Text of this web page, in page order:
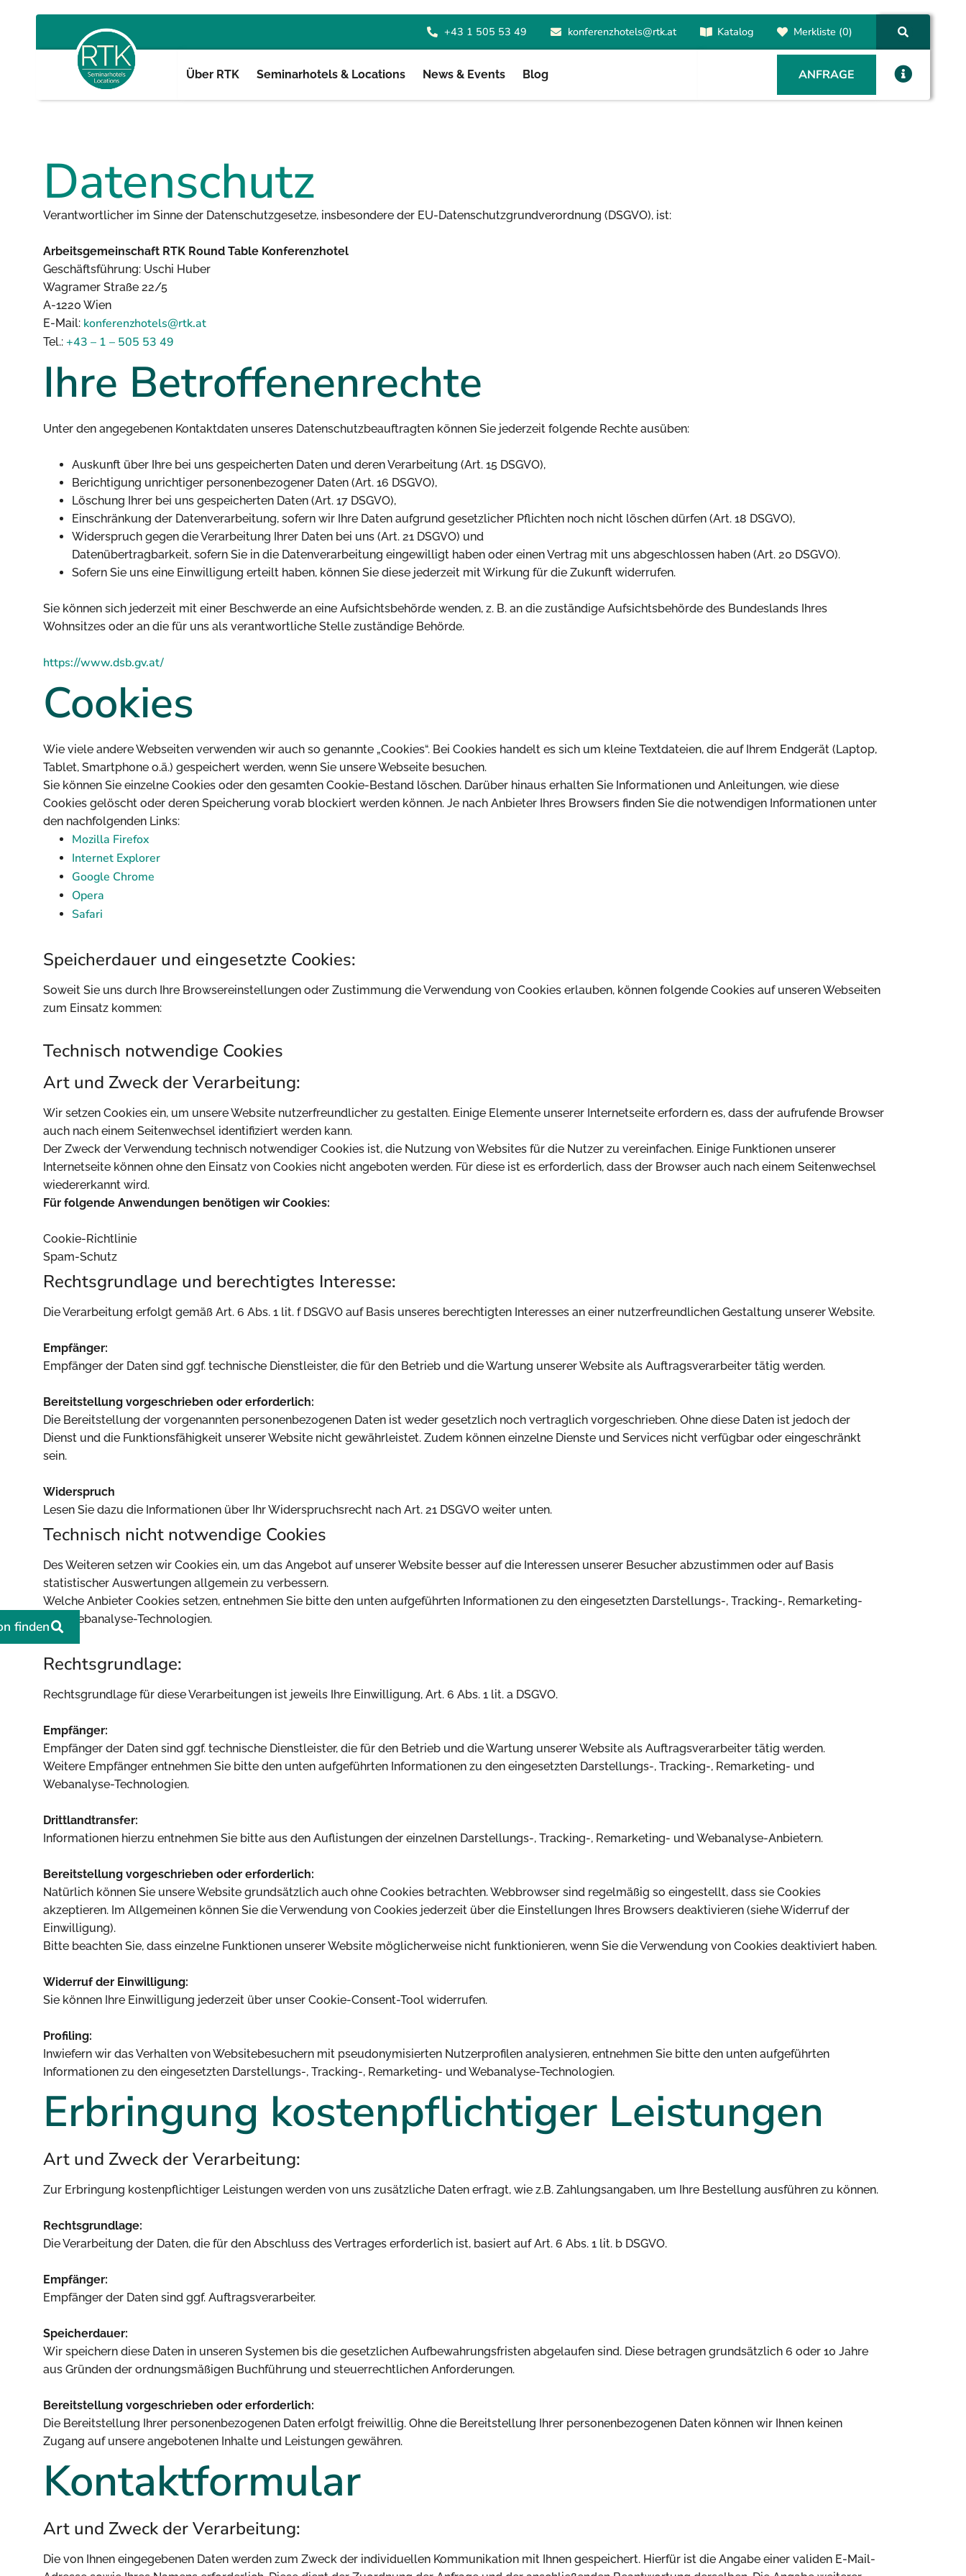
+43 1 505 53 49 konferenzhotels@rtk.at Katalog Merkliste (0)
Über RTK Seminarhotels & Locations News & Events Blog ANFRAGE
finden
Datenschutz
Verantwortlicher im Sinne der Datenschutzgesetze, insbesondere der EU-Datenschutzgrundverordnung (DSGVO), ist:
Arbeitsgemeinschaft RTK Round Table Konferenzhotel
Geschäftsführung: Uschi Huber
Wagramer Straße 22/5
A-1220 Wien
E-Mail: konferenzhotels@rtk.at
Tel.: +43 – 1 – 505 53 49
Ihre Betroffenenrechte
Unter den angegebenen Kontaktdaten unseres Datenschutzbeauftragten können Sie jederzeit folgende Rechte ausüben:
Auskunft über Ihre bei uns gespeicherten Daten und deren Verarbeitung (Art. 15 DSGVO),
Berichtigung unrichtiger personenbezogener Daten (Art. 16 DSGVO),
Löschung Ihrer bei uns gespeicherten Daten (Art. 17 DSGVO),
Einschränkung der Datenverarbeitung, sofern wir Ihre Daten aufgrund gesetzlicher Pflichten noch nicht löschen dürfen (Art. 18 DSGVO),
Widerspruch gegen die Verarbeitung Ihrer Daten bei uns (Art. 21 DSGVO) und
Datenübertragbarkeit, sofern Sie in die Datenverarbeitung eingewilligt haben oder einen Vertrag mit uns abgeschlossen haben (Art. 20 DSGVO).
Sofern Sie uns eine Einwilligung erteilt haben, können Sie diese jederzeit mit Wirkung für die Zukunft widerrufen.
Sie können sich jederzeit mit einer Beschwerde an eine Aufsichtsbehörde wenden, z. B. an die zuständige Aufsichtsbehörde des Bundeslands Ihres
Wohnsitzes oder an die für uns als verantwortliche Stelle zuständige Behörde.
https://www.dsb.gv.at/
Cookies
Wie viele andere Webseiten verwenden wir auch so genannte „Cookies“. Bei Cookies handelt es sich um kleine Textdateien, die auf Ihrem Endgerät (Laptop,
Tablet, Smartphone o.ä.) gespeichert werden, wenn Sie unsere Webseite besuchen.
Sie können Sie einzelne Cookies oder den gesamten Cookie-Bestand löschen. Darüber hinaus erhalten Sie Informationen und Anleitungen, wie diese
Cookies gelöscht oder deren Speicherung vorab blockiert werden können. Je nach Anbieter Ihres Browsers finden Sie die notwendigen Informationen unter
den nachfolgenden Links:
Mozilla Firefox
Internet Explorer
Google Chrome
Opera
Safari
Speicherdauer und eingesetzte Cookies:
Soweit Sie uns durch Ihre Browsereinstellungen oder Zustimmung die Verwendung von Cookies erlauben, können folgende Cookies auf unseren Webseiten
zum Einsatz kommen:
Technisch notwendige Cookies
Art und Zweck der Verarbeitung:
Wir setzen Cookies ein, um unsere Website nutzerfreundlicher zu gestalten. Einige Elemente unserer Internetseite erfordern es, dass der aufrufende Browser
auch nach einem Seitenwechsel identifiziert werden kann.
Der Zweck der Verwendung technisch notwendiger Cookies ist, die Nutzung von Websites für die Nutzer zu vereinfachen. Einige Funktionen unserer
Internetseite können ohne den Einsatz von Cookies nicht angeboten werden. Für diese ist es erforderlich, dass der Browser auch nach einem Seitenwechsel
wiedererkannt wird.
Für folgende Anwendungen benötigen wir Cookies:
Cookie-Richtlinie
Spam-Schutz
Rechtsgrundlage und berechtigtes Interesse:
Die Verarbeitung erfolgt gemäß Art. 6 Abs. 1 lit. f DSGVO auf Basis unseres berechtigten Interesses an einer nutzerfreundlichen Gestaltung unserer Website.
Empfänger:
Empfänger der Daten sind ggf. technische Dienstleister, die für den Betrieb und die Wartung unserer Website als Auftragsverarbeiter tätig werden.
Bereitstellung vorgeschrieben oder erforderlich:
Die Bereitstellung der vorgenannten personenbezogenen Daten ist weder gesetzlich noch vertraglich vorgeschrieben. Ohne diese Daten ist jedoch der
Dienst und die Funktionsfähigkeit unserer Website nicht gewährleistet. Zudem können einzelne Dienste und Services nicht verfügbar oder eingeschränkt
sein.
Widerspruch
Lesen Sie dazu die Informationen über Ihr Widerspruchsrecht nach Art. 21 DSGVO weiter unten.
Technisch nicht notwendige Cookies
Des Weiteren setzen wir Cookies ein, um das Angebot auf unserer Website besser auf die Interessen unserer Besucher abzustimmen oder auf Basis
statistischer Auswertungen allgemein zu verbessern.
Welche Anbieter Cookies setzen, entnehmen Sie bitte den unten aufgeführten Informationen zu den eingesetzten Darstellungs-, Tracking-, Remarketing-
und Webanalyse-Technologien.
Rechtsgrundlage:
Rechtsgrundlage für diese Verarbeitungen ist jeweils Ihre Einwilligung, Art. 6 Abs. 1 lit. a DSGVO.
Empfänger:
Empfänger der Daten sind ggf. technische Dienstleister, die für den Betrieb und die Wartung unserer Website als Auftragsverarbeiter tätig werden.
Weitere Empfänger entnehmen Sie bitte den unten aufgeführten Informationen zu den eingesetzten Darstellungs-, Tracking-, Remarketing- und
Webanalyse-Technologien.
Drittlandtransfer:
Informationen hierzu entnehmen Sie bitte aus den Auflistungen der einzelnen Darstellungs-, Tracking-, Remarketing- und Webanalyse-Anbietern.
Bereitstellung vorgeschrieben oder erforderlich:
Natürlich können Sie unsere Website grundsätzlich auch ohne Cookies betrachten. Webbrowser sind regelmäßig so eingestellt, dass sie Cookies
akzeptieren. Im Allgemeinen können Sie die Verwendung von Cookies jederzeit über die Einstellungen Ihres Browsers deaktivieren (siehe Widerruf der
Einwilligung).
Bitte beachten Sie, dass einzelne Funktionen unserer Website möglicherweise nicht funktionieren, wenn Sie die Verwendung von Cookies deaktiviert haben.
Widerruf der Einwilligung:
Sie können Ihre Einwilligung jederzeit über unser Cookie-Consent-Tool widerrufen.
Profiling:
Inwiefern wir das Verhalten von Websitebesuchern mit pseudonymisierten Nutzerprofilen analysieren, entnehmen Sie bitte den unten aufgeführten
Informationen zu den eingesetzten Darstellungs-, Tracking-, Remarketing- und Webanalyse-Technologien.
Erbringung kostenpflichtiger Leistungen
Art und Zweck der Verarbeitung:
Zur Erbringung kostenpflichtiger Leistungen werden von uns zusätzliche Daten erfragt, wie z.B. Zahlungsangaben, um Ihre Bestellung ausführen zu können.
Rechtsgrundlage:
Die Verarbeitung der Daten, die für den Abschluss des Vertrages erforderlich ist, basiert auf Art. 6 Abs. 1 lit. b DSGVO.
Empfänger:
Empfänger der Daten sind ggf. Auftragsverarbeiter.
Speicherdauer:
Wir speichern diese Daten in unseren Systemen bis die gesetzlichen Aufbewahrungsfristen abgelaufen sind. Diese betragen grundsätzlich 6 oder 10 Jahre
aus Gründen der ordnungsmäßigen Buchführung und steuerrechtlichen Anforderungen.
Bereitstellung vorgeschrieben oder erforderlich:
Die Bereitstellung Ihrer personenbezogenen Daten erfolgt freiwillig. Ohne die Bereitstellung Ihrer personenbezogenen Daten können wir Ihnen keinen
Zugang auf unsere angebotenen Inhalte und Leistungen gewähren.
Kontaktformular
Art und Zweck der Verarbeitung:
Die von Ihnen eingegebenen Daten werden zum Zweck der individuellen Kommunikation mit Ihnen gespeichert. Hierfür ist die Angabe einer validen E-Mail-